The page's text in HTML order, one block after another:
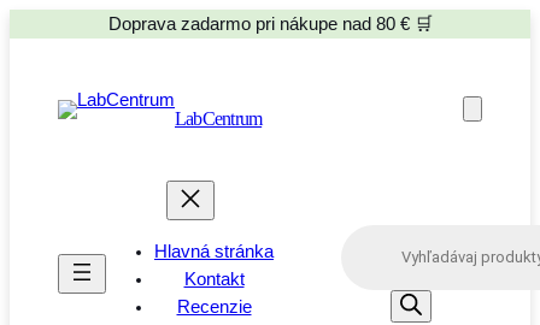
Doprava zadarmo pri nákupe nad 80 € 🛒
LabCentrum
Hlavná stránka
Kontakt
Recenzie